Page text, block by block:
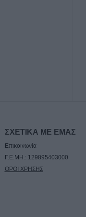
τα
ΣΧΕΤΙΚΑ ΜΕ ΕΜΑΣ
Επικοινωνία
Γ.Ε.ΜΗ.: 129895403000
ΟΡΟΙ ΧΡΗΣΗΣ